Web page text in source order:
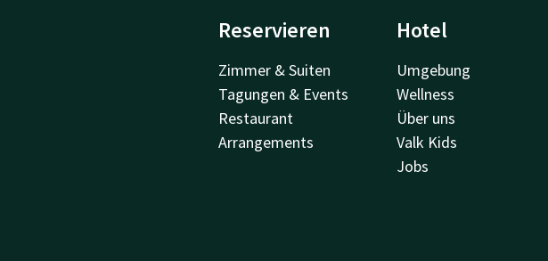
Reservieren
Zimmer & Suiten
Tagungen & Events
Restaurant
Arrangements
Hotel
Umgebung
Wellness
Über uns
Valk Kids
Jobs